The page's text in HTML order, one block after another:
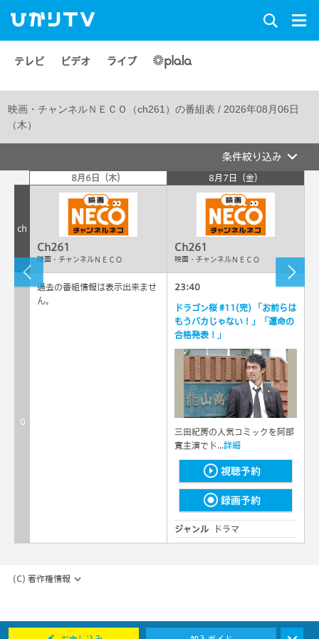
テレビ ビデオ ライブ
映画・チャンネルＮＥＣＯ（ch261） の番組表 / 2026年08月06日
（木）
条件絞り込み
8月6日（木） 8月7日（金）
ch
Ch261
映画・チャンネルＮＥＣＯ
Ch261
映画・チャンネルＮＥＣＯ
0
過去の番組情報は表示出来ませ
ん。
23:40
ドラゴン桜 #11(完) 「お前らは
もうバカじゃない！」「運命の
合格発表！」
三田紀房の人気コミックを阿部
寛主演でド...詳細
視聴予約
録画予約
ジャンル ドラマ
1
客【片平なぎさ主演 ２時間サ
(C) 著作権情報